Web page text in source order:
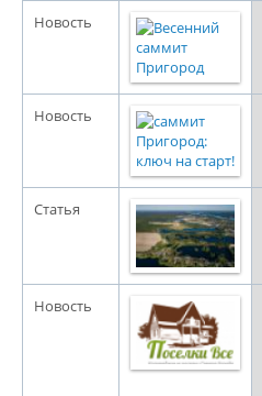
Новость
Новость
Статья
Новость